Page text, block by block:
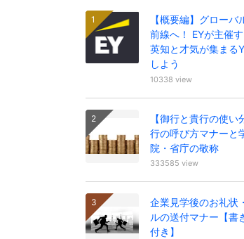
【概要編】グローバ
前線へ！ EYが主催
英知と才気が集まる
しよう
10338 view
【御行と貴行の使い
行の呼び方マナーと
院・省庁の敬称
333585 view
企業見学後のお礼状
ルの送付マナー【書
付き】